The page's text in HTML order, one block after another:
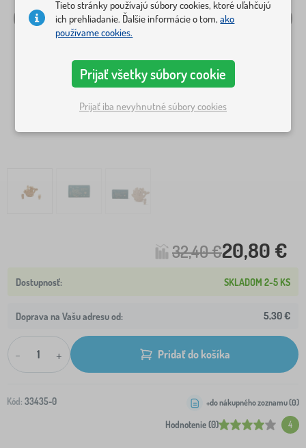
32,40 €20,80 €
SKLADOM 2-5 KS
Doprava na Vašu adresu od: 5,30 €
- + Pridať do košíka
Kód: 33435-0
Hodnotenie (0) 4
+do nákupného zoznamu (0)
Tieto stránky používajú súbory cookies, ktoré uľahčujú
ich prehliadanie. Ďalšie informácie o tom,ako
používame cookies.
Prijať všetky súbory cookie
Prijať iba nevyhnutné súbory cookies